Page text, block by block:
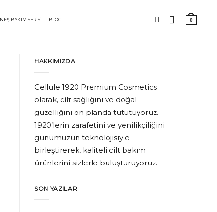
BAKIM SERİSİ BLOG
HAKKIMIZDA
Cellule 1920 Premium Cosmetics
olarak, cilt sağlığını ve doğal
güzelliğini ön planda tututuyoruz.
1920’lerin zarafetini ve yenilikçiliğini
günümüzün teknolojisiyle
birleştirerek, kaliteli cilt bakım
ürünlerini sizlerle buluşturuyoruz.
SON YAZILAR